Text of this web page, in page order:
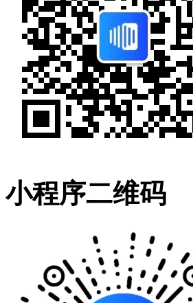
小程序二维码